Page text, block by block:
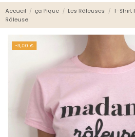
Accueil ça Pique Les Râleuses
T-Shirt
Râleuse
-3,00 €